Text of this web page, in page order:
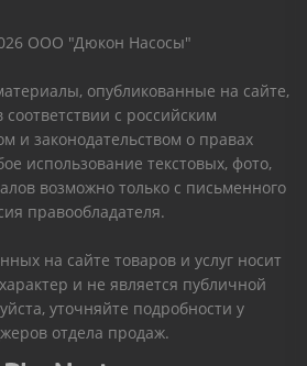
ООО "Дюкон Насосы"
опубликованные на сайте,
с российским
и законодательством о правах
использование текстовых, фото,
возможно только с письменного
правообладателя.
на сайте товаров и услуг носит
и не является публичной
уточняйте подробности у
отдела продаж.